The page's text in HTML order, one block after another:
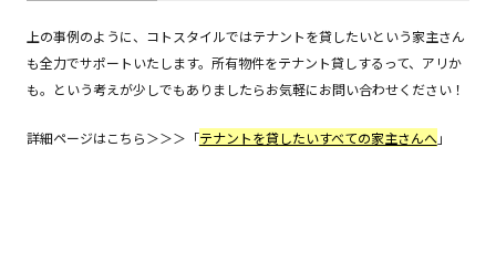
上の事例のように、コトスタイルではテナントを貸したいという家主さん
も全力でサポートいたします。所有物件をテナント貸しするって、アリか
も。という考えが少しでもありましたらお気軽にお問い合わせください！
詳細ページはこちら＞＞＞「テナントを貸したいすべての家主さんへ」